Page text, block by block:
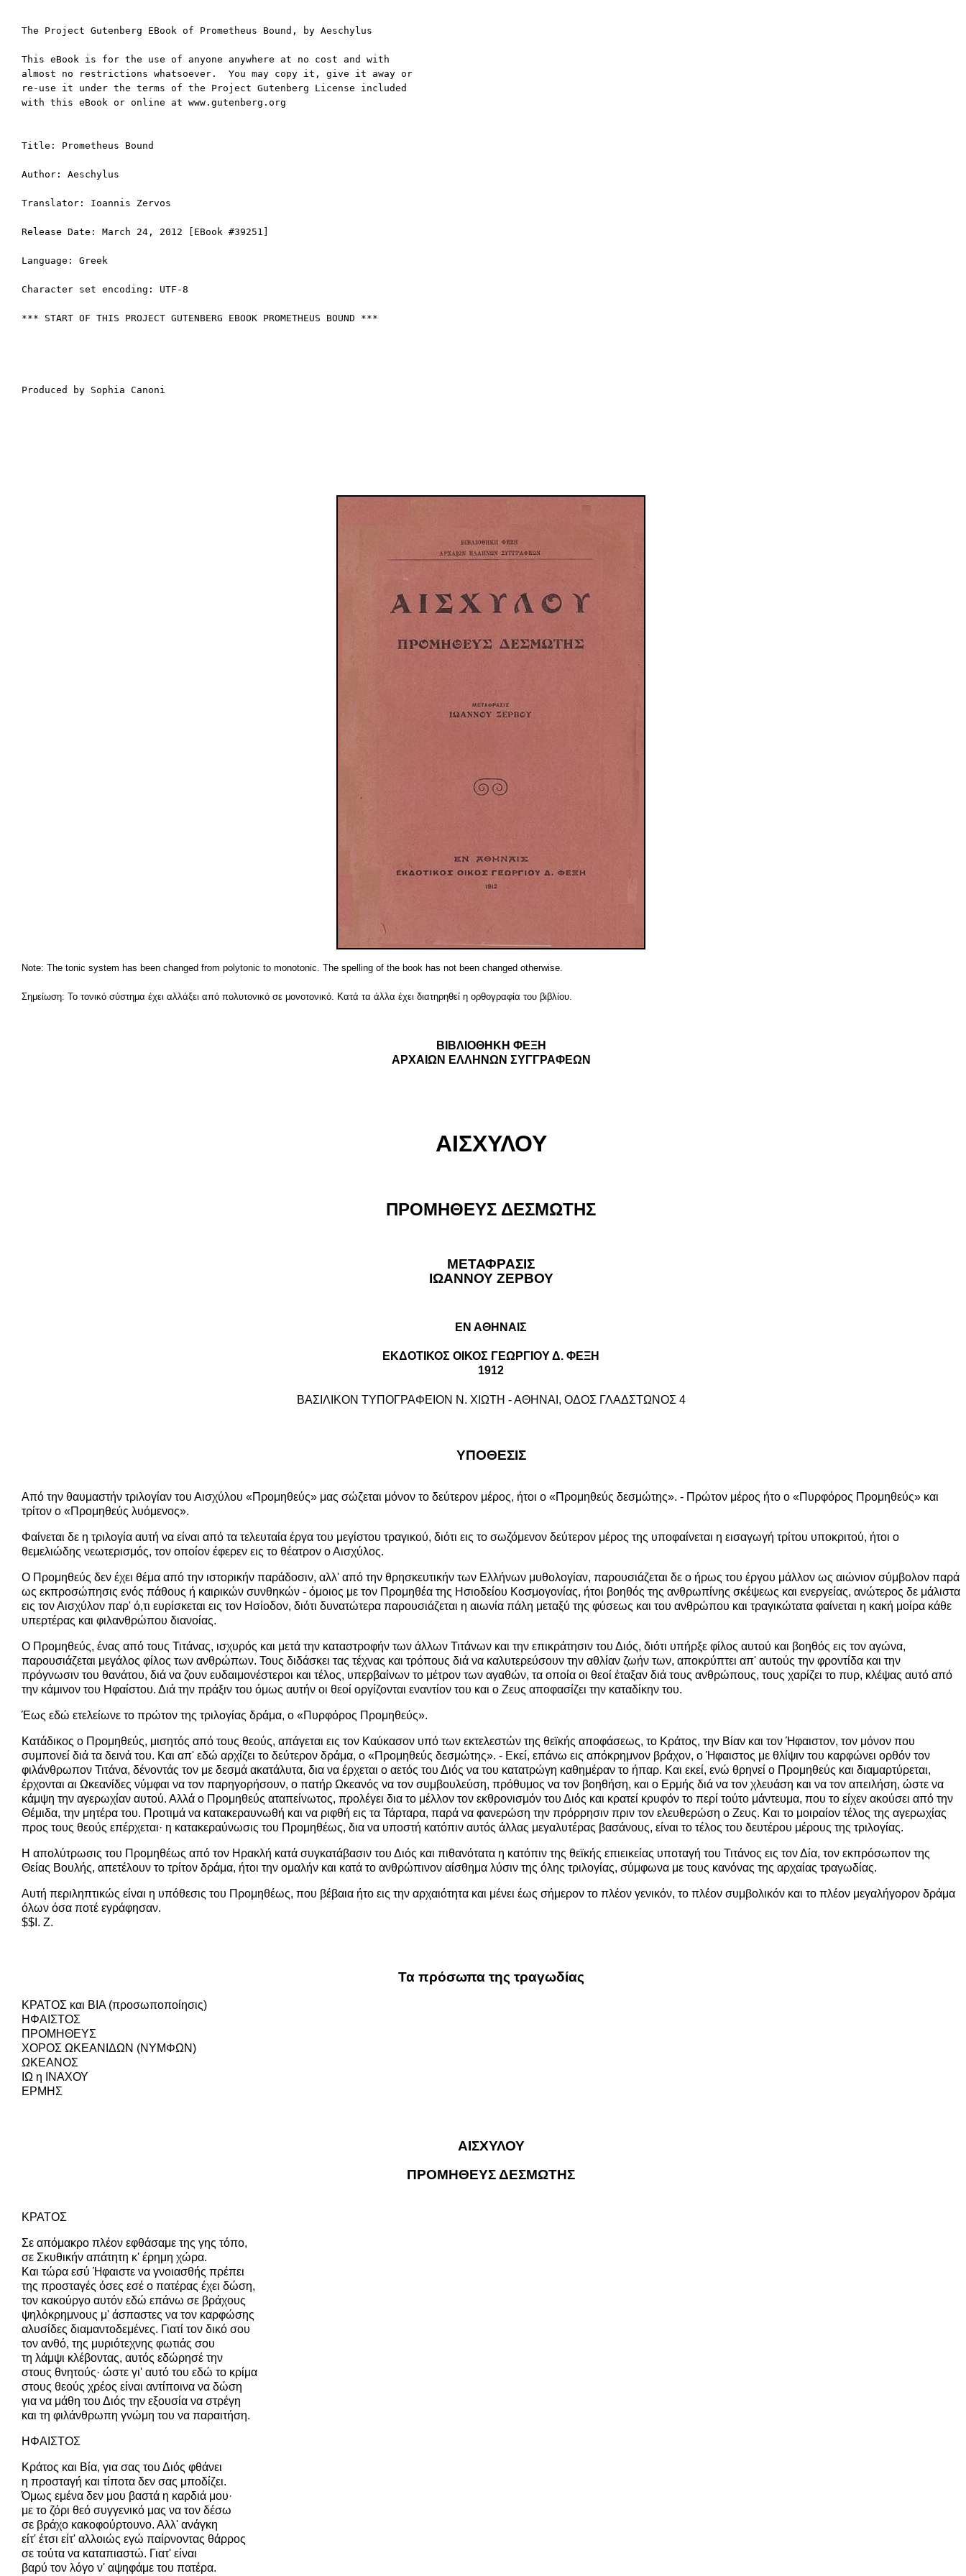
The Project Gutenberg EBook of Prometheus Bound, by Aeschylus
This eBook is for the use of anyone anywhere at no cost and with
almost no restrictions whatsoever.  You may copy it, give it away or
re-use it under the terms of the Project Gutenberg License included
with this eBook or online at www.gutenberg.org
Title: Prometheus Bound
Author: Aeschylus
Translator: Ioannis Zervos
Release Date: March 24, 2012 [EBook #39251]
Language: Greek
Character set encoding: UTF-8
*** START OF THIS PROJECT GUTENBERG EBOOK PROMETHEUS BOUND ***
Produced by Sophia Canoni
Note: The tonic system has been changed from polytonic to monotonic. The spelling of the book has not been changed otherwise.
Σημείωση: Το τονικό σύστημα έχει αλλάξει από πολυτονικό σε μονοτονικό. Κατά τα άλλα έχει διατηρηθεί η ορθογραφία του βιβλίου.
ΒΙΒΛΙΟΘΗΚΗ ΦΕΞΗ
ΑΡΧΑΙΩΝ ΕΛΛΗΝΩΝ ΣΥΓΓΡΑΦΕΩΝ
ΑΙΣΧΥΛΟΥ
ΠΡΟΜΗΘΕΥΣ ΔΕΣΜΩΤΗΣ
ΜΕΤΑΦΡΑΣΙΣ
ΙΩΑΝΝΟΥ ΖΕΡΒΟΥ
ΕΝ ΑΘΗΝΑΙΣ
ΕΚΔΟΤΙΚΟΣ ΟΙΚΟΣ ΓΕΩΡΓΙΟΥ Δ. ΦΕΞΗ
1912
ΒΑΣΙΛΙΚΟΝ ΤΥΠΟΓΡΑΦΕΙΟΝ Ν. ΧΙΩΤΗ - ΑΘΗΝΑΙ, ΟΔΟΣ ΓΛΑΔΣΤΩΝΟΣ 4
ΥΠΟΘΕΣΙΣ
Από την θαυμαστήν τριλογίαν του Αισχύλου «Προμηθεύς» μας σώζεται μόνον το δεύτερον μέρος, ήτοι ο «Προμηθεύς δεσμώτης». - Πρώτον μέρος ήτο ο «Πυρφόρος Προμηθεύς» και
τρίτον ο «Προμηθεύς λυόμενος».
Φαίνεται δε η τριλογία αυτή να είναι από τα τελευταία έργα του μεγίστου τραγικού, διότι εις το σωζόμενον δεύτερον μέρος της υποφαίνεται η εισαγωγή τρίτου υποκριτού, ήτοι ο
θεμελιώδης νεωτερισμός, τον οποίον έφερεν εις το θέατρον ο Αισχύλος.
Ο Προμηθεύς δεν έχει θέμα από την ιστορικήν παράδοσιν, αλλ' από την θρησκευτικήν των Ελλήνων μυθολογίαν, παρουσιάζεται δε ο ήρως του έργου μάλλον ως αιώνιον σύμβολον παρά
ως εκπροσώπησις ενός πάθους ή καιρικών συνθηκών - όμοιος με τον Προμηθέα της Ησιοδείου Κοσμογονίας, ήτοι βοηθός της ανθρωπίνης σκέψεως και ενεργείας, ανώτερος δε μάλιστα
εις τον Αισχύλον παρ' ό,τι ευρίσκεται εις τον Ησίοδον, διότι δυνατώτερα παρουσιάζεται η αιωνία πάλη μεταξύ της φύσεως και του ανθρώπου και τραγικώτατα φαίνεται η κακή μοίρα κάθε
υπερτέρας και φιλανθρώπου διανοίας.
Ο Προμηθεύς, ένας από τους Τιτάνας, ισχυρός και μετά την καταστροφήν των άλλων Τιτάνων και την επικράτησιν του Διός, διότι υπήρξε φίλος αυτού και βοηθός εις τον αγώνα,
παρουσιάζεται μεγάλος φίλος των ανθρώπων. Τους διδάσκει τας τέχνας και τρόπους διά να καλυτερεύσουν την αθλίαν ζωήν των, αποκρύπτει απ' αυτούς την φροντίδα και την
πρόγνωσιν του θανάτου, διά να ζουν ευδαιμονέστεροι και τέλος, υπερβαίνων το μέτρον των αγαθών, τα οποία οι θεοί έταξαν διά τους ανθρώπους, τους χαρίζει το πυρ, κλέψας αυτό από
την κάμινον του Ηφαίστου. Διά την πράξιν του όμως αυτήν οι θεοί οργίζονται εναντίον του και ο Ζευς αποφασίζει την καταδίκην του.
Έως εδώ ετελείωνε το πρώτον της τριλογίας δράμα, ο «Πυρφόρος Προμηθεύς».
Κατάδικος ο Προμηθεύς, μισητός από τους θεούς, απάγεται εις τον Καύκασον υπό των εκτελεστών της θεϊκής αποφάσεως, το Κράτος, την Βίαν και τον Ήφαιστον, τον μόνον που
συμπονεί διά τα δεινά του. Και απ' εδώ αρχίζει το δεύτερον δράμα, ο «Προμηθεύς δεσμώτης». - Εκεί, επάνω εις απόκρημνον βράχον, ο Ήφαιστος με θλίψιν του καρφώνει ορθόν τον
φιλάνθρωπον Τιτάνα, δένοντάς τον με δεσμά ακατάλυτα, δια να έρχεται ο αετός του Διός να του κατατρώγη καθημέραν το ήπαρ. Και εκεί, ενώ θρηνεί ο Προμηθεύς και διαμαρτύρεται,
έρχονται αι Ωκεανίδες νύμφαι να τον παρηγορήσουν, ο πατήρ Ωκεανός να τον συμβουλεύση, πρόθυμος να τον βοηθήση, και ο Ερμής διά να τον χλευάση και να τον απειλήση, ώστε να
κάμψη την αγερωχίαν αυτού. Αλλά ο Προμηθεύς αταπείνωτος, προλέγει δια το μέλλον τον εκθρονισμόν του Διός και κρατεί κρυφόν το περί τούτο μάντευμα, που το είχεν ακούσει από την
Θέμιδα, την μητέρα του. Προτιμά να κατακεραυνωθή και να ριφθή εις τα Τάρταρα, παρά να φανερώση την πρόρρησιν πριν τον ελευθερώση ο Ζευς. Και το μοιραίον τέλος της αγερωχίας
προς τους θεούς επέρχεται· η κατακεραύνωσις του Προμηθέως, δια να υποστή κατόπιν αυτός άλλας μεγαλυτέρας βασάνους, είναι το τέλος του δευτέρου μέρους της τριλογίας.
Η απολύτρωσις του Προμηθέως από τον Ηρακλή κατά συγκατάβασιν του Διός και πιθανότατα η κατόπιν της θεϊκής επιεικείας υποταγή του Τιτάνος εις τον Δία, τον εκπρόσωπον της
Θείας Βουλής, απετέλουν το τρίτον δράμα, ήτοι την ομαλήν και κατά το ανθρώπινον αίσθημα λύσιν της όλης τριλογίας, σύμφωνα με τους κανόνας της αρχαίας τραγωδίας.
Αυτή περιληπτικώς είναι η υπόθεσις του Προμηθέως, που βέβαια ήτο εις την αρχαιότητα και μένει έως σήμερον το πλέον γενικόν, το πλέον συμβολικόν και το πλέον μεγαλήγορον δράμα
όλων όσα ποτέ εγράφησαν.
$$I. Ζ.
Τα πρόσωπα της τραγωδίας
ΚΡΑΤΟΣ και ΒΙΑ (προσωποποίησις)
ΗΦΑΙΣΤΟΣ
ΠΡΟΜΗΘΕΥΣ
ΧΟΡΟΣ ΩΚΕΑΝΙΔΩΝ (ΝΥΜΦΩΝ)
ΩΚΕΑΝΟΣ
ΙΩ η ΙΝΑΧΟΥ
ΕΡΜΗΣ
ΑΙΣΧΥΛΟΥ
ΠΡΟΜΗΘΕΥΣ ΔΕΣΜΩΤΗΣ
ΚΡΑΤΟΣ
Σε απόμακρο πλέον εφθάσαμε της γης τόπο,
σε Σκυθικήν απάτητη κ' έρημη χώρα.
Και τώρα εσύ Ήφαιστε να γνοιασθής πρέπει
της προσταγές όσες εσέ ο πατέρας έχει δώση,
τον κακούργο αυτόν εδώ επάνω σε βράχους
ψηλόκρημνους μ' άσπαστες να τον καρφώσης
αλυσίδες διαμαντοδεμένες. Γιατί τον δικό σου
τον ανθό, της μυριότεχνης φωτιάς σου
τη λάμψι κλέβοντας, αυτός εδώρησέ την
στους θνητούς· ώστε γι' αυτό του εδώ το κρίμα
στους θεούς χρέος είναι αντίποινα να δώση
για να μάθη του Διός την εξουσία να στρέγη
και τη φιλάνθρωπη γνώμη του να παραιτήση.
ΗΦΑΙΣΤΟΣ
Κράτος και Βία, για σας του Διός φθάνει
η προσταγή και τίποτα δεν σας μποδίζει.
Όμως εμένα δεν μου βαστά η καρδιά μου·
με το ζόρι θεό συγγενικό μας να τον δέσω
σε βράχο κακοφούρτουνο. Αλλ' ανάγκη
είτ' έτσι είτ' αλλοιώς εγώ παίρνοντας θάρρος
σε τούτα να καταπιαστώ. Γιατ' είναι
βαρύ τον λόγο ν' αψηφάμε του πατέρα.